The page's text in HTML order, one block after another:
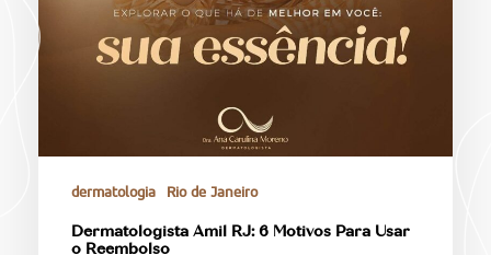
dermatologia Rio de Janeiro
Dermatologista Amil RJ: 6 Motivos Para Usar
o Reembolso